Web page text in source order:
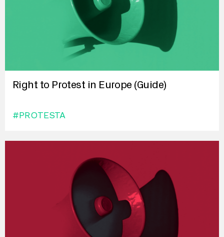
Right to Protest in Europe (Guide)
#PROTESTA